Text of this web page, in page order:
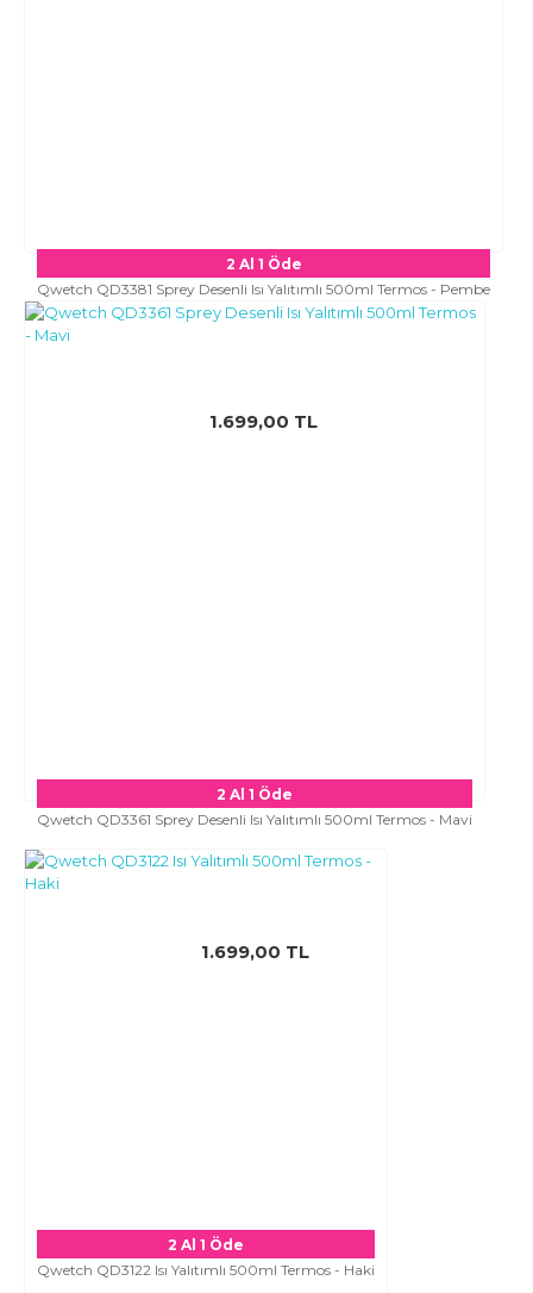
2 Al 1 Öde
Qwetch QD3381 Sprey Desenli Isı Yalıtımlı 500ml Termos - Pembe
1.699,00 TL
2 Al 1 Öde
Qwetch QD3361 Sprey Desenli Isı Yalıtımlı 500ml Termos - Mavi
1.699,00 TL
2 Al 1 Öde
Qwetch QD3122 Isı Yalıtımlı 500ml Termos - Haki